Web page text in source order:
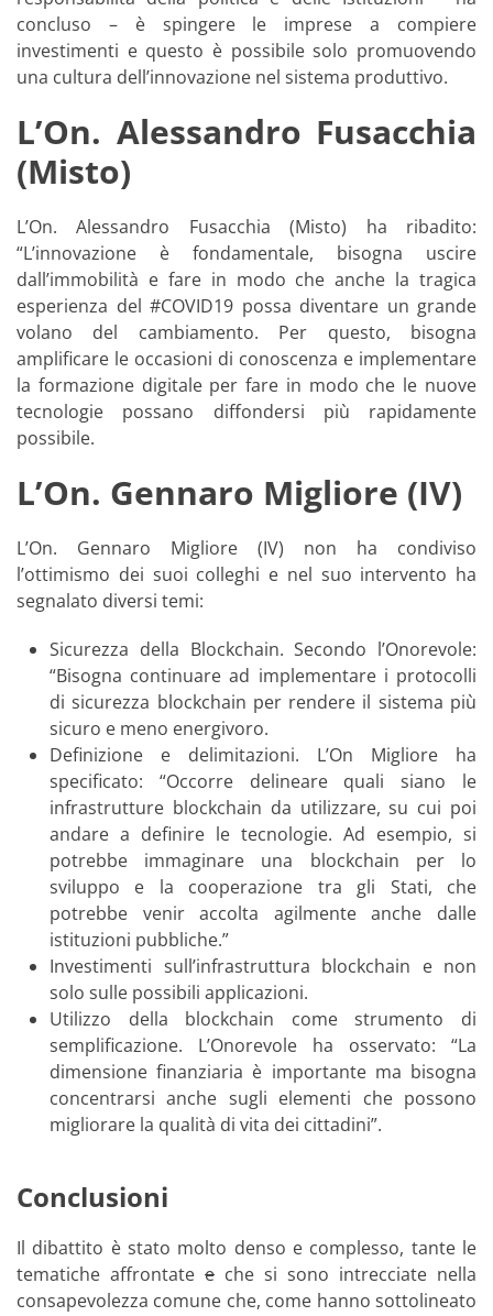
concluso – è spingere le imprese a compiere
investimenti e questo è possibile solo promuovendo
una cultura dell’innovazione nel sistema produttivo.
L’On. Alessandro Fusacchia
(Misto)
L’On. Alessandro Fusacchia (Misto) ha ribadito:
“L’innovazione è fondamentale, bisogna uscire
dall’immobilità e fare in modo che anche la tragica
esperienza del #COVID19 possa diventare un grande
volano del cambiamento. Per questo, bisogna
amplificare le occasioni di conoscenza e implementare
la formazione digitale per fare in modo che le nuove
tecnologie possano diffondersi più rapidamente
possibile.
L’On. Gennaro Migliore (IV)
L’On. Gennaro Migliore (IV) non ha condiviso
l’ottimismo dei suoi colleghi e nel suo intervento ha
segnalato diversi temi:
Sicurezza della Blockchain. Secondo l’Onorevole:
“Bisogna continuare ad implementare i protocolli
di sicurezza blockchain per rendere il sistema più
sicuro e meno energivoro.
Definizione e delimitazioni. L’On Migliore ha
specificato: “Occorre delineare quali siano le
infrastrutture blockchain da utilizzare, su cui poi
andare a definire le tecnologie. Ad esempio, si
potrebbe immaginare una blockchain per lo
sviluppo e la cooperazione tra gli Stati, che
potrebbe venir accolta agilmente anche dalle
istituzioni pubbliche.”
Investimenti sull’infrastruttura blockchain e non
solo sulle possibili applicazioni.
Utilizzo della blockchain come strumento di
semplificazione. L’Onorevole ha osservato: “La
dimensione finanziaria è importante ma bisogna
concentrarsi anche sugli elementi che possono
migliorare la qualità di vita dei cittadini”.
Conclusioni
Il dibattito è stato molto denso e complesso, tante le
tematiche affrontate e che si sono intrecciate nella
consapevolezza comune che, come hanno sottolineato